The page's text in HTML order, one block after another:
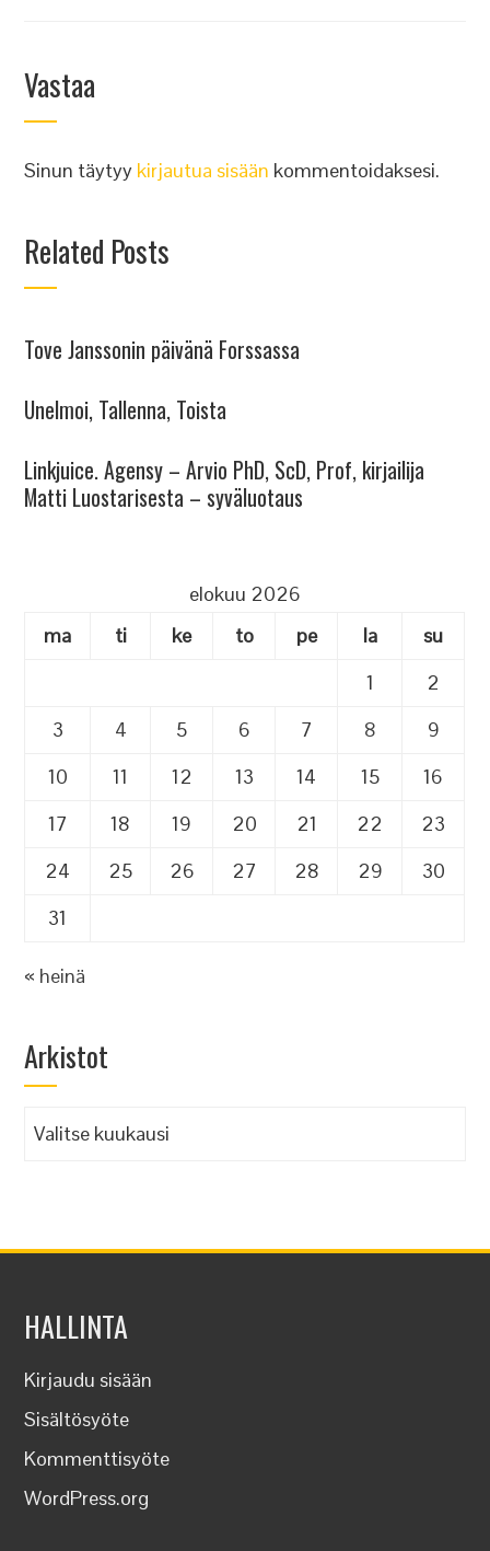
Vastaa
Sinun täytyy kirjautua sisään kommentoidaksesi.
Related Posts
Tove Janssonin päivänä Forssassa
Unelmoi, Tallenna, Toista
Linkjuice. Agensy – Arvio PhD, ScD, Prof, kirjailija
Matti Luostarisesta – syväluotaus
elokuu 2026
ma
ti ke to pe la
su
1
2
3
4 5 6 7 8
9
10
11 12 13 14 15
16
17
18 19 20 21 22
23
24
25 26 27 28 29
30
31
« heinä
Arkistot
Arkistot
HALLINTA
Kirjaudu sisään
Sisältösyöte
Kommenttisyöte
WordPress.org